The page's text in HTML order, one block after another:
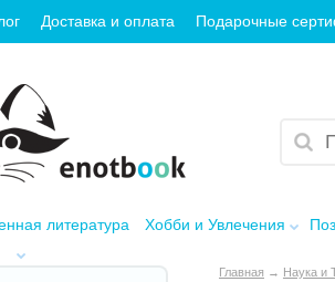
Доставка и оплата Подарочные
литература Хобби и Увлечения
Главная → Наука и